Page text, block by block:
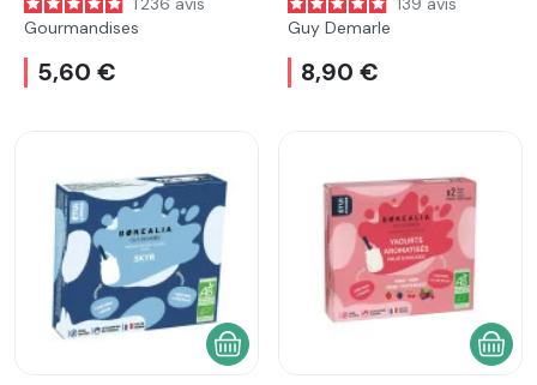
Gourmandises
5,60 €
natures
Guy Demarle
8,90 €
AJOUTER AU PANIER